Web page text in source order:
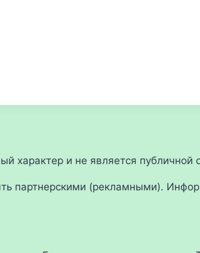
характер и не является публичной
партнерскими (рекламными).